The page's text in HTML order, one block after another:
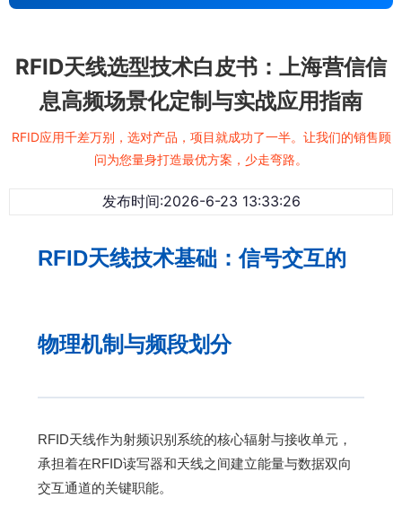
RFID天线选型技术白皮书：上海营信信
息高频场景化定制与实战应用指南
RFID应用千差万别，选对产品，项目就成功了一半。让我们的销售顾
问为您量身打造最优方案，少走弯路。
发布时间:2026-6-23 13:33:26
RFID天线技术基础：信号交互的
物理机制与频段划分
RFID天线作为射频识别系统的核心辐射与接收单元，
承担着在RFID读写器和天线之间建立能量与数据双向
交互通道的关键职能。